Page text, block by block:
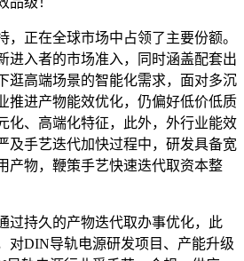
正在全球市场中占领了主要份额。
进入者的市场准入，同时涵盖配套出
逛高端场景的智能化需求，面对多沉
推进产物能效优化，仍偏好低价低质
化、高端化特征，此外，外行业能效
及手艺迭代加快过程中，研发具备宽
产物，鞭策手艺快速迭代取资本整
持久的产物迭代取办事优化，此
对DIN导轨电源研发项目、产能升级